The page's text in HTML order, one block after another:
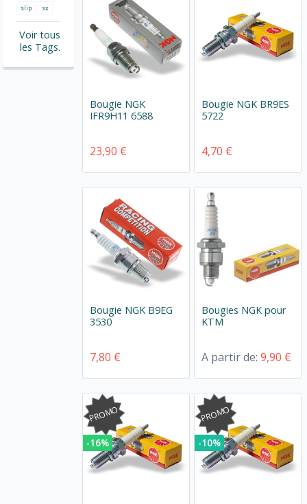
Bougie NGK
IFR9H11 6588
23,90 €
Bougie NGK BR9ES
5722
4,70 €
Bougie NGK B9EG
3530
7,80 €
Bougies NGK pour
KTM
A partir de:9,90 €
PROMO
-16%
PROMO
-10%
slip
sx
Voir tous
les Tags.